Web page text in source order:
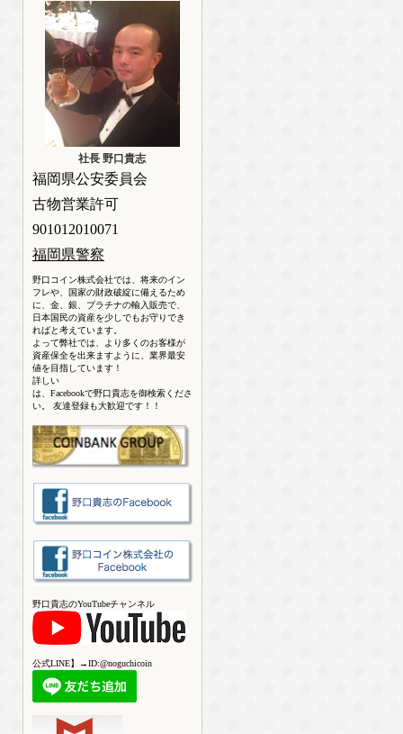
社長 野口貴志
福岡県公安委員会
古物営業許可
901012010071
福岡県警察
野口コイン株式会社では、将来のイン
フレや、国家の財政破綻に備えるため
に、金、銀、プラチナの輸入販売で、
日本国民の資産を少しでもお守りでき
ればと考えています。
よって弊社では、より多くのお客様が
資産保全を出来ますように、業界最安
値を目指しています！
詳しい
は、Facebookで野口貴志を御検索くださ
い。 友達登録も大歓迎です！！
野口貴志のYouTubeチャンネル
公式LINE】→ID:@noguchicoin